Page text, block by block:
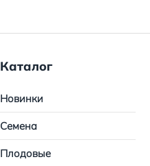
Каталог
Новинки
Семена
Плодовые